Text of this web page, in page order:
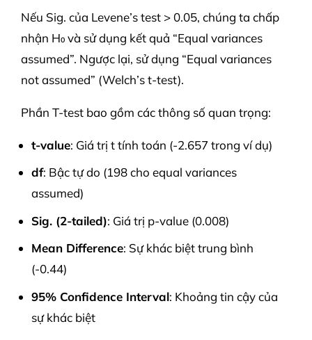
Nếu Sig. của Levene’s test > 0.05, chúng ta chấp
nhận H₀ và sử dụng kết quả “Equal variances
assumed”. Ngược lại, sử dụng “Equal variances
not assumed” (Welch’s t-test).
Phần T-test bao gồm các thông số quan trọng:
t-value: Giá trị t tính toán (-2.657 trong ví dụ)
df: Bậc tự do (198 cho equal variances
assumed)
Sig. (2-tailed): Giá trị p-value (0.008)
Mean Difference: Sự khác biệt trung bình
(-0.44)
95% Confidence Interval: Khoảng tin cậy của
sự khác biệt